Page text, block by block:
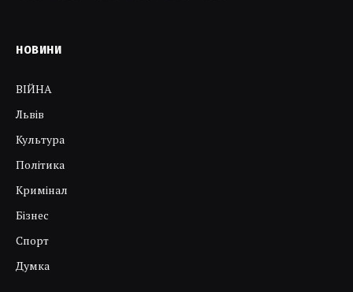
НОВИНИ
ВІЙНА
Львів
Культура
Політика
Кримінал
Бізнес
Спорт
Думка